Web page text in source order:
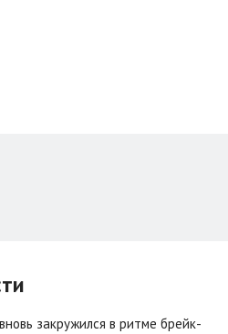
закружился в ритме брейк-